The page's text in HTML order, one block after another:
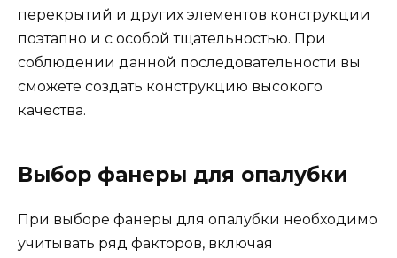
перекрытий и других элементов конструкции
поэтапно и с особой тщательностью. При
соблюдении данной последовательности вы
сможете создать конструкцию высокого
качества.
Выбор фанеры для опалубки
При выборе фанеры для опалубки необходимо
учитывать ряд факторов, включая